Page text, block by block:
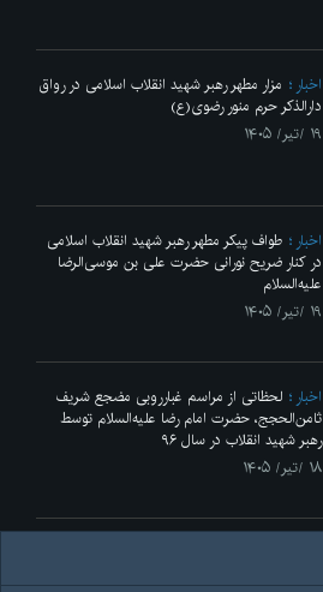
اخبار
مزار مطهر رهبر شهید انقلاب اسلامی در رواق
دارالذکر حرم منور رضوی(ع)
۱۹ /تیر/ ۱۴۰۵
اخبار
طواف پیکر مطهر رهبر شهید انقلاب اسلامی
در کنار ضریح نورانی حضرت علی‌ بن موسی‌الرضا
علیه‌السلام
۱۹ /تیر/ ۱۴۰۵
اخبار
لحظاتی از مراسم غبارروبی مضجع شریف
ثامن‌الحجج، حضرت امام رضا علیه‌السلام توسط
رهبر شهید انقلاب در سال ۹۶
۱۸ /تیر/ ۱۴۰۵